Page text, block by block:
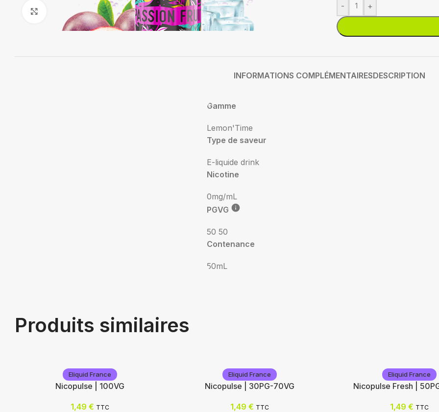
- +
INFORMATIONS COMPLÉMENTAIRESDESCRIPTION
Gamme
Lemon'Time
Type de saveur
E-liquide drink
Nicotine
0mg/mL
PGVG
50 50
Contenance
50mL
Produits similaires
Eliquid France
Nicopulse | 100VG
1,49 € TTC
Eliquid France
Nicopulse | 30PG-70VG
1,49 € TTC
Eliquid France
Nicopulse Fresh |
1,49 € TTC